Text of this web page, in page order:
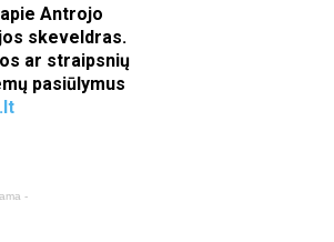
Antrojo
skeveldras.
ar straipsnių
pasiūlymus
-